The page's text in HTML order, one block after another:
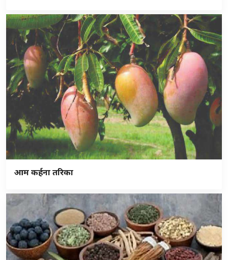
आम कर्हना तरिका